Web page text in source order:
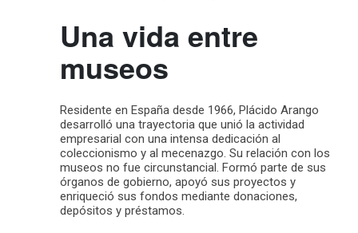
Una vida entre
museos
Residente en España desde 1966, Plácido Arango
desarrolló una trayectoria que unió la actividad
empresarial con una intensa dedicación al
coleccionismo y al mecenazgo. Su relación con los
museos no fue circunstancial. Formó parte de sus
órganos de gobierno, apoyó sus proyectos y
enriqueció sus fondos mediante donaciones,
depósitos y préstamos.